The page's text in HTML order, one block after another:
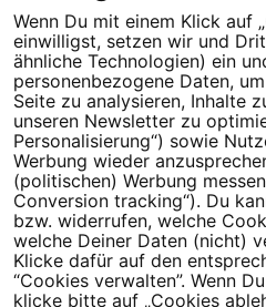
Tipps für deine Petition
Darum WeAct
Erfolgreiche Petitionen
Nutzungsbedingungen
Datenschutz
Impressum
Cookie-Einstellungen
Wenn Du mit einem Klick auf
einwilligst, setzen wir und
ähnliche Technologien) ein
personenbezogene Daten,
Seite zu analysieren, Inhalte
unseren Newsletter zu
Personalisierung“) sowie
Werbung wieder
(politischen) Werbung
Conversion tracking“). Du
bzw. widerrufen, welche
welche Deiner Daten (nicht)
Klicke dafür auf den
“Cookies verwalten”. Wenn
klicke bitte auf „Cookies